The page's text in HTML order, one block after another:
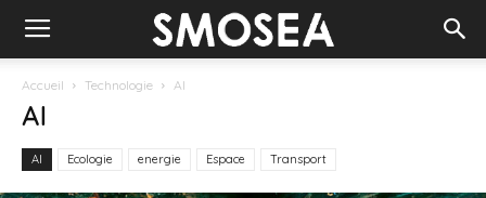
Accueil Technologie AI
AI
AI Ecologie energie Espace Transport